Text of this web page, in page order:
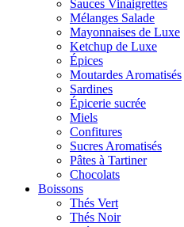
Sauces Vinaigrettes
Mélanges Salade
Mayonnaises de Luxe
Ketchup de Luxe
Épices
Moutardes Aromatisés
Sardines
Épicerie sucrée
Miels
Confitures
Sucres Aromatisés
Pâtes à Tartiner
Chocolats
Boissons
Thés Vert
Thés Noir